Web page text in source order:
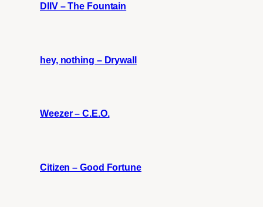
DIIV – The Fountain
hey, nothing – Drywall
Weezer – C.E.O.
Citizen – Good Fortune